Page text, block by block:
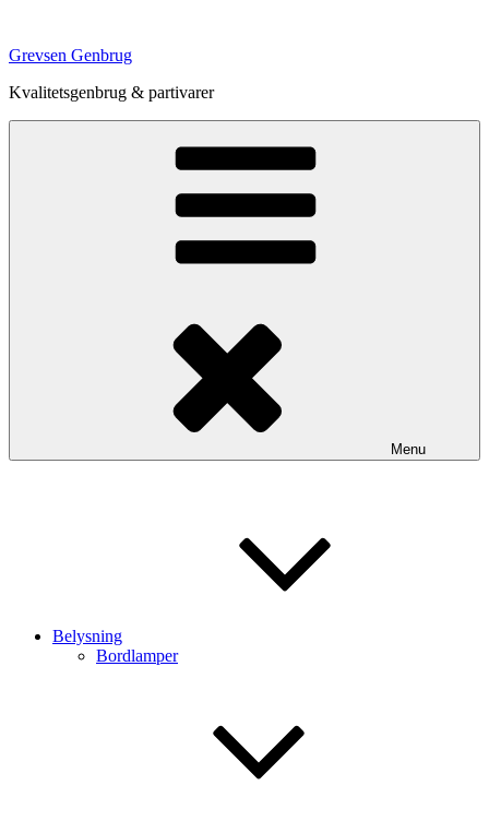
indhold
Grevsen Genbrug
Kvalitetsgenbrug & partivarer
Menu
Belysning
Bordlamper